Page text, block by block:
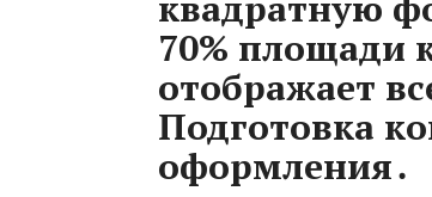
70% площади
отображает
Подготовка
оформления․